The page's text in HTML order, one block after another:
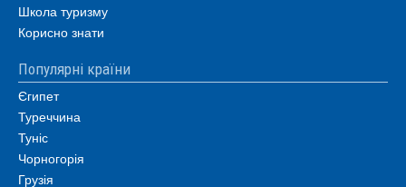
Школа туризму
Корисно знати
Популярні країни
Єгипет
Туреччина
Туніс
Чорногорія
Грузія